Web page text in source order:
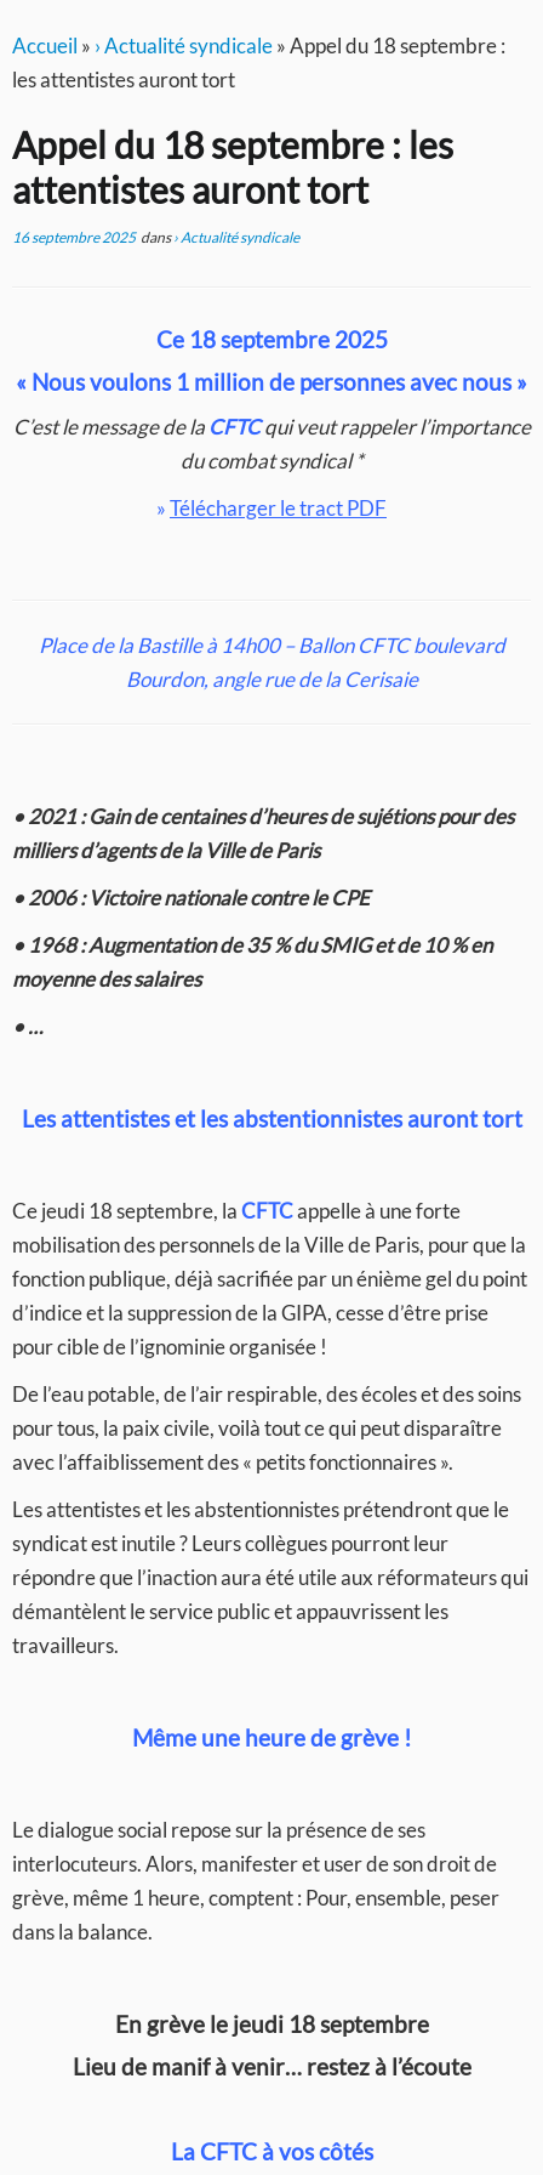
Accueil » › Actualité syndicale»Appel du 18 septembre :
les attentistes auront tort
Appel du 18 septembre : les
attentistes auront tort
16 septembre 2025dans› Actualité syndicale
Ce 18 septembre 2025
« Nous voulons 1 million de personnes avec nous »
C’est le message de la CFTCqui veut rappeler l’importance
du combat syndical *
»Télécharger le tract PDF
Place de la Bastille à 14h00 – Ballon CFTC boulevard
Bourdon, angle rue de la Cerisaie
• 2021 : Gain de centaines d’heures de sujétions pour des
milliers d’agents de la Ville de Paris
• 2006 : Victoire nationale contre le CPE
• 1968 : Augmentation de 35 % du SMIG et de 10 % en
moyenne des salaires
• …
Les attentistes et les abstentionnistes auront tort
Ce jeudi 18 septembre, laCFTCappelle à une forte
mobilisation des personnels de la Ville de Paris, pour que la
fonction publique, déjà sacrifiée par un énième gel du point
d’indice et la suppression de la GIPA, cesse d’être prise
pour cible de l’ignominie organisée !
De l’eau potable, de l’air respirable, des écoles et des soins
pour tous, la paix civile, voilà tout ce qui peut disparaître
avec l’affaiblissement des « petits fonctionnaires ».
Les attentistes et les abstentionnistes prétendront que le
syndicat est inutile ? Leurs collègues pourront leur
répondre que l’inaction aura été utile aux réformateurs qui
démantèlent le service public et appauvrissent les
travailleurs.
Même une heure de grève !
Le dialogue social repose sur la présence de ses
interlocuteurs. Alors, manifester et user de son droit de
grève, même 1 heure, comptent : Pour, ensemble, peser
dans la balance.
En grève le jeudi 18 septembre
Lieu de manif à venir… restez à l’écoute
La CFTC à vos côtés